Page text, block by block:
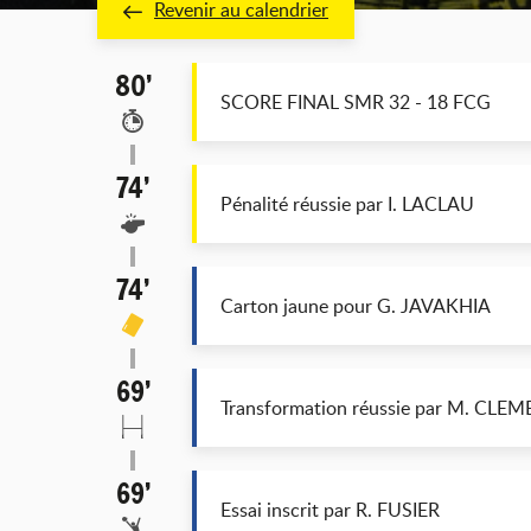
Revenir au calendrier
80’ SCORE FINAL SMR 32 - 18 FCG
74’ Pénalité réussie par I. LACLAU
74’ Carton jaune pour G. JAVAKHIA
69’ Transformation réussie par M.
69’ Essai inscrit par R. FUSIER